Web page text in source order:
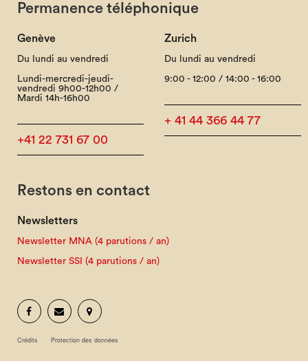
Permanence téléphonique
Genève
Du lundi au vendredi
Lundi-mercredi-jeudi-
vendredi 9h00-12h00 /
Mardi 14h-16h00
+41 22 731 67 00
Zurich
Du lundi au vendredi
9:00 - 12:00 / 14:00 - 16:00
+ 41 44 366 44 77
Restons en contact
Newsletters
Newsletter MNA (4 parutions / an)
Newsletter SSI (4 parutions / an)
Crédits Protection des données